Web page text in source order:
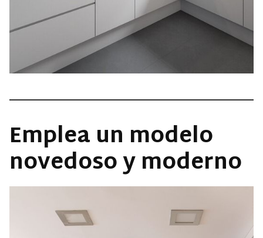
Emplea un modelo
novedoso y moderno